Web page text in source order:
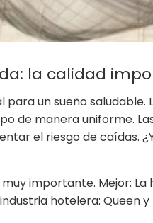
la calidad
para un sueño
de manera uniforme.
el riesgo de caídas.
importante. Mejor:
hotelera: Queen y